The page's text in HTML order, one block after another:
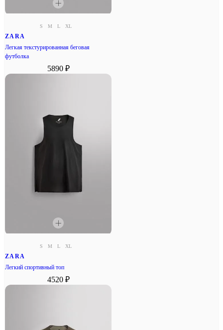
S M L XL
ZARA
Легкая текстурированная беговая
футболка
5890 ₽
S M L XL
ZARA
Легкий спортивный топ
4520 ₽